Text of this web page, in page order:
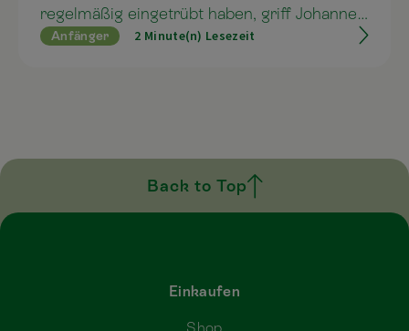
regelmäßig eingetrübt haben, griff Johannes
Reitbauer zu Teich Klar, ZeoBas und
Anfänger 2 Minute(n) Lesezeit
Back to Top
Einkaufen